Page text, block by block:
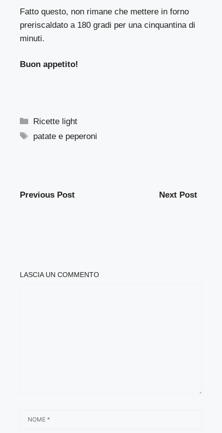
Fatto questo, non rimane che mettere in forno
preriscaldato a 180 gradi per una cinquantina di
minuti.
Buon appetito!
Categorie
Ricette light
Tag
patate e peperoni
Previous Post Next Post
LASCIA UN COMMENTO